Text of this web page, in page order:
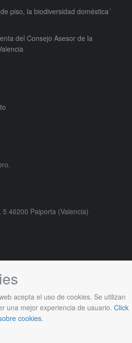
piso, la biodiversidad doméstica´
del Consejo Asesor de la
46200 Paiporta (Valencia)
acepta el uso de cookies. Se utilizan
una mejor experiencia de usuario. Click
cookies.